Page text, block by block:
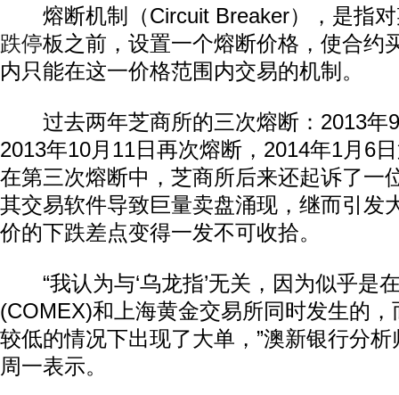
熔断机制（Circuit Breaker），是指对
跌停板之前，设置一个熔断价格，使合约
内只能在这一价格范围内交易的机制。
过去两年芝商所的三次熔断：2013年9
2013年10月11日再次熔断，2014年1月6
在第三次熔断中，芝商所后来还起诉了一
其交易软件导致巨量卖盘涌现，继而引发
价的下跌差点变得一发不可收拾。
“我认为与‘乌龙指’无关，因为似乎是
(COMEX)和上海黄金交易所同时发生的
较低的情况下出现了大单，”澳新银行分
周一表示。